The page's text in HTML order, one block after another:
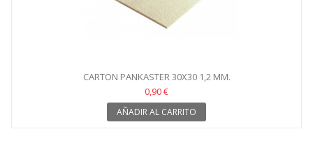
CARTON PANKASTER 30X30 1,2 MM.
0,90 €
AÑADIR AL CARRITO